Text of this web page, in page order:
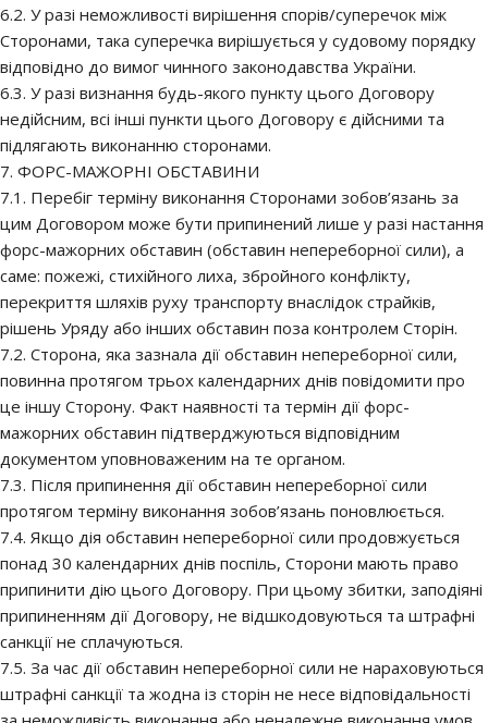
6.2. У разі неможливості вирішення спорів/суперечок між
Сторонами, така суперечка вирішується у судовому порядку
відповідно до вимог чинного законодавства України.
6.3. У разі визнання будь-якого пункту цього Договору
недійсним, всі інші пункти цього Договору є дійсними та
підлягають виконанню сторонами.
7. ФОРС-МАЖОРНІ ОБСТАВИНИ
7.1. Перебіг терміну виконання Сторонами зобов’язань за
цим Договором може бути припинений лише у разі настання
форс-мажорних обставин (обставин непереборної сили), а
саме: пожежі, стихійного лиха, збройного конфлікту,
перекриття шляхів руху транспорту внаслідок страйків,
рішень Уряду або інших обставин поза контролем Сторін.
7.2. Сторона, яка зазнала дії обставин непереборної сили,
повинна протягом трьох календарних днів повідомити про
це іншу Сторону. Факт наявності та термін дії форс-
мажорних обставин підтверджуються відповідним
документом уповноваженим на те органом.
7.3. Після припинення дії обставин непереборної сили
протягом терміну виконання зобов’язань поновлюється.
7.4. Якщо дія обставин непереборної сили продовжується
понад 30 календарних днів поспіль, Сторони мають право
припинити дію цього Договору. При цьому збитки, заподіяні
припиненням дії Договору, не відшкодовуються та штрафні
санкції не сплачуються.
7.5. За час дії обставин непереборної сили не нараховуються
штрафні санкції та жодна із сторін не несе відповідальності